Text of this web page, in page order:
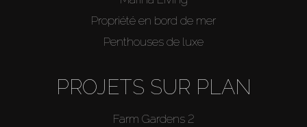
Propriété en bord de mer
Penthouses de luxe
PROJETS SUR PLAN
Farm Gardens 2